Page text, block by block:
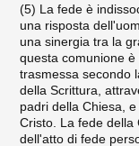
(5) La fede è
una risposta
una sinergia tra la
questa co­munione
trasmessa secondo
della Scrittura,
padri della Chiesa,
Cristo. La fede della
dell'atto di fede